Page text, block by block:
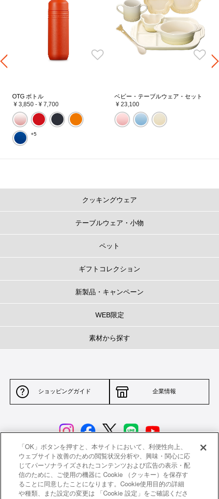
OTG ボトル
¥ 3,850 - ¥ 7,700
+5
ベビー・テーブルウェア・セット
¥ 23,100
クッキングウェア
テーブルウェア・小物
ペット
ギフトコレクション
新製品・キャンペーン
WEB限定
素材から探す
ショッピングガイド 企業情報
サイトポリシー 特定商取引法に基づく表示
並行輸入品について 個人情報保護方針
「OK」ボタンを押すと、本サイトにおいて、利便性向上、
ウェブサイト改善のための閲覧状況分析や、興味・関心に応
じてパーソナライズされたコンテンツおよび広告の表示・配
信のために、ご使用の機器に Cookie （クッキー）を保存す
ることに同意したことになります。Cookie使用目的の詳細
や種類、また設定の変更は 「Cookie 設定」をご確認くださ